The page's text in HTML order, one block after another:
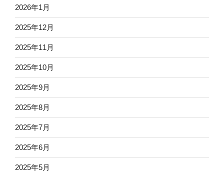
2026年1月
2025年12月
2025年11月
2025年10月
2025年9月
2025年8月
2025年7月
2025年6月
2025年5月